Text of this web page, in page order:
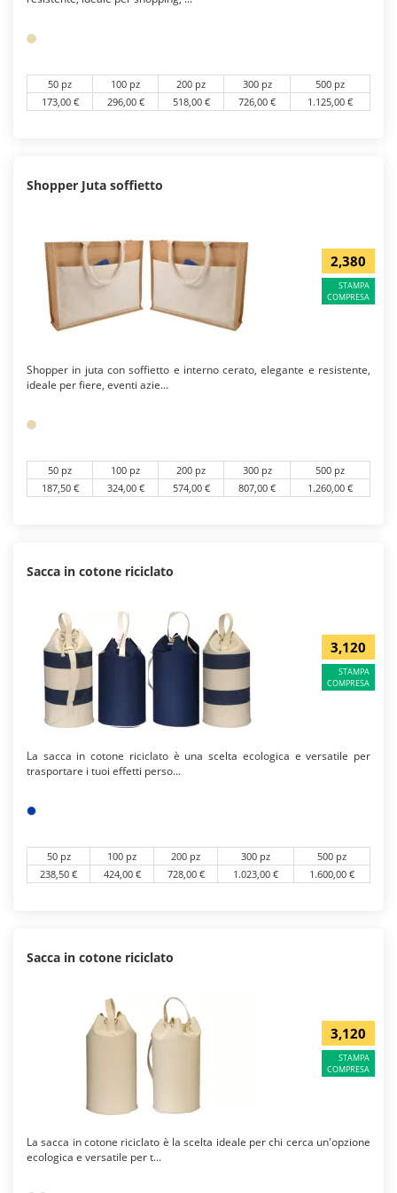
50 pz 100 pz 200 pz 300 pz
500 pz
173,00 €
296,00 € 518,00 € 726,00 € 1.125,00 €
Shopper Juta soffietto
2,380
STAMPA
COMPRESA
Shopper in juta con soffietto e interno cerato, elegante e resistente,
ideale per fiere, eventi azie...
50 pz 100 pz 200 pz 300 pz
500 pz
187,50 €
324,00 € 574,00 € 807,00 € 1.260,00 €
Sacca in cotone riciclato
3,120
STAMPA
COMPRESA
La sacca in cotone riciclato è una scelta ecologica e versatile per
trasportare i tuoi effetti perso...
50 pz 100 pz 200 pz 300 pz
500 pz
238,50 €
424,00 € 728,00 € 1.023,00 € 1.600,00 €
Sacca in cotone riciclato
3,120
STAMPA
COMPRESA
La sacca in cotone riciclato è la scelta ideale per chi cerca un'opzione
ecologica e versatile per t...